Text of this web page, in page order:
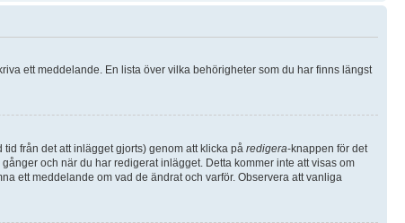
ett meddelande. En lista över vilka behörigheter som du har finns längst
från det att inlägget gjorts) genom att klicka på redigera-knappen för det
och när du har redigerat inlägget. Detta kommer inte att visas om
ett meddelande om vad de ändrat och varför. Observera att vanliga